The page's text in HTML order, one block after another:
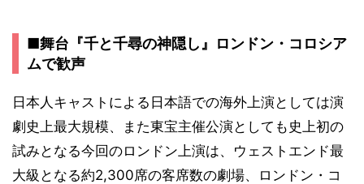
■舞台『千と千尋の神隠し』ロンドン・コロシア
ムで歓声
日本人キャストによる日本語での海外上演としては演
劇史上最大規模、また東宝主催公演としても史上初の
試みとなる今回のロンドン上演は、ウェストエンド最
大級となる約2,300席の客席数の劇場、ロンドン・コ